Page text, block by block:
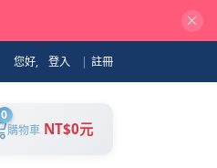
您好, 登入 | 註冊
0
購物車 NT$0元